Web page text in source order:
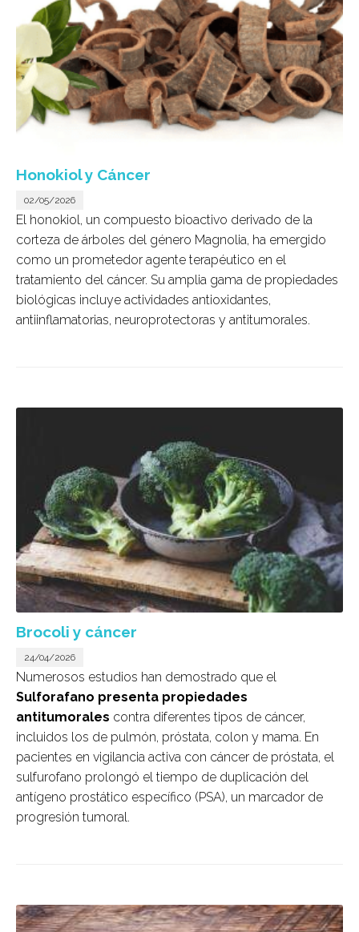
Honokiol y Cáncer
02/05/2026
El honokiol, un compuesto bioactivo derivado de la
corteza de árboles del género Magnolia, ha emergido
como un prometedor agente terapéutico en el
tratamiento del cáncer. Su amplia gama de propiedades
biológicas incluye actividades antioxidantes,
antiinflamatorias, neuroprotectoras y antitumorales.
Brocoli y cáncer
24/04/2026
Numerosos estudios han demostrado que el
Sulforafano presenta propiedades
antitumorales contra diferentes tipos de cáncer,
incluidos los de pulmón, próstata, colon y mama. En
pacientes en vigilancia activa con cáncer de próstata, el
sulfurofano prolongó el tiempo de duplicación del
antígeno prostático específico (PSA), un marcador de
progresión tumoral.